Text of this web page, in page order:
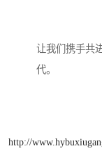
让我们携手共
代。
http://